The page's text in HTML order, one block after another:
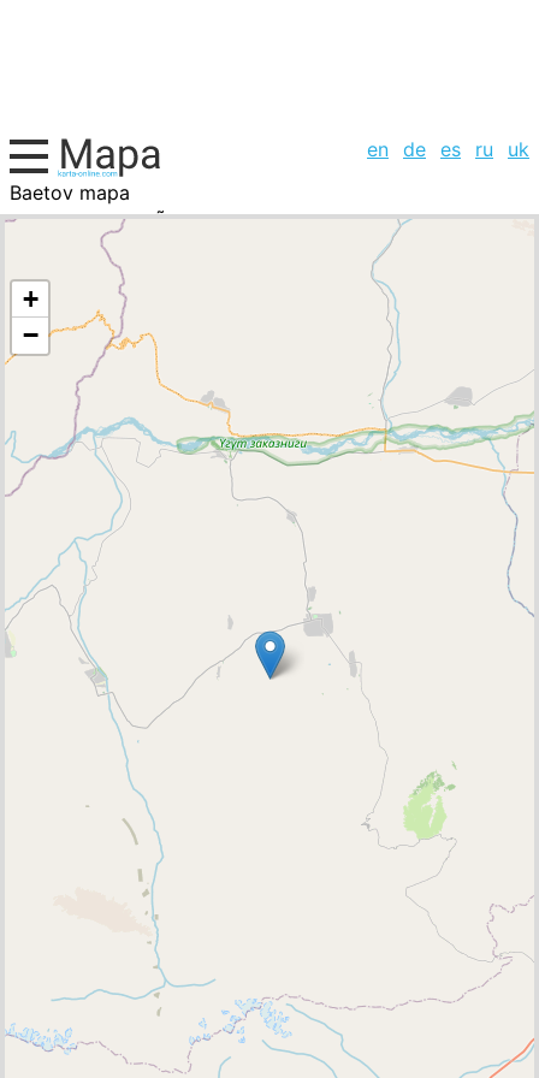
en de es ru
uk
Baetov mapa
Burundi KirguistÃ¡n, la lista de ciudades
+
−